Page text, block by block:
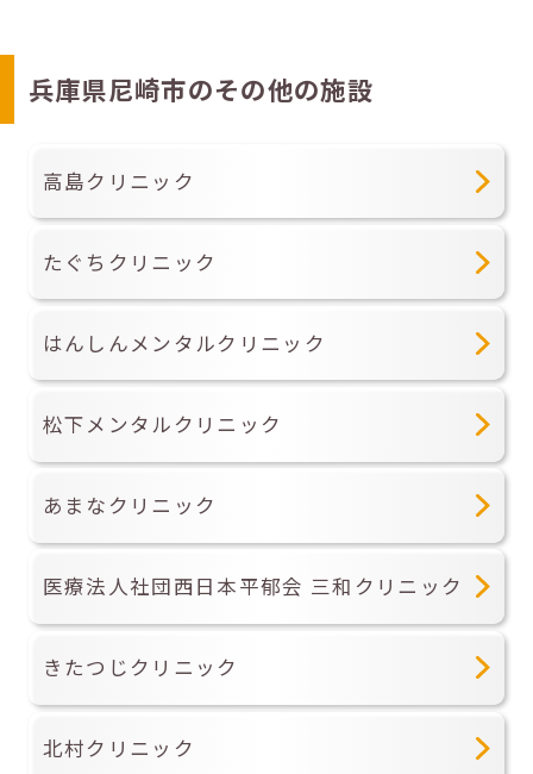
兵庫県尼崎市のその他の施設
高島クリニック
たぐちクリニック
はんしんメンタルクリニック
松下メンタルクリニック
あまなクリニック
医療法人社団西日本平郁会 三和クリニック
きたつじクリニック
北村クリニック